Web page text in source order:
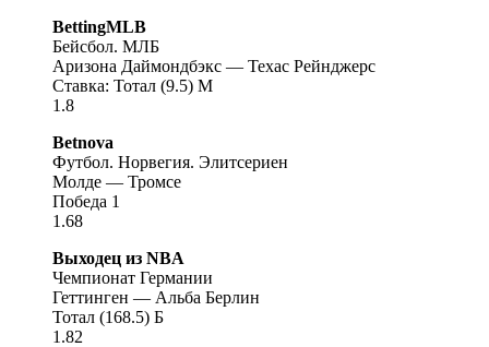
BettingMLB
Бейсбол. МЛБ
Аризона Даймондбэкс — Техас Рейнджерс
Ставка: Тотал (9.5) М
1.8
Betnova
Футбол. Норвегия. Элитсериен
Молде — Тромсе
Победа 1
1.68
Выходец из NBA
Чемпионат Германии
Геттинген — Альба Берлин
Тотал (168.5) Б
1.82